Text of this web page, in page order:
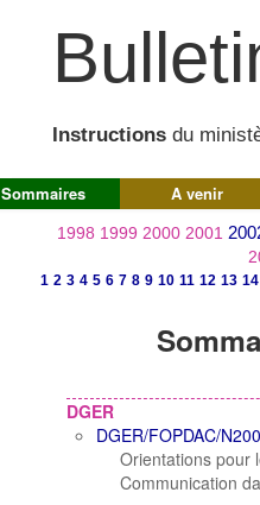
Instructions du
Sommaires A venir
1998 1999 2000 2001
1 2 3 4 5 6 7 8 9 10 11 12 13 14
DGER
DGER/FOPDAC/
Orientations pour
Communication